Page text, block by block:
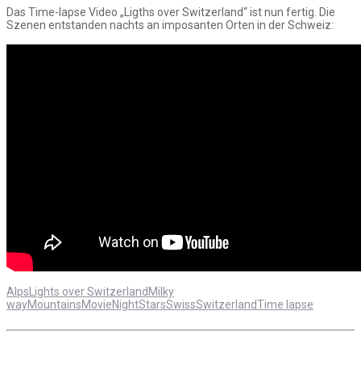
Das Time-lapse Video „Ligths over Switzerland“ ist nun fertig. Die
Szenen entstanden nachts an imposanten Orten in der Schweiz:
Alps Lights over Switzerland Milky
wayMountainsMovieNightStarsSwissSwitzerlandTime lapse